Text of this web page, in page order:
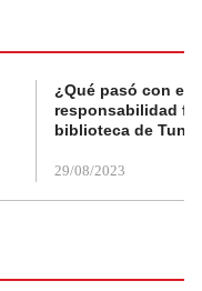
¿Qué pasó con el
responsabilidad
biblioteca de
29/08/2023